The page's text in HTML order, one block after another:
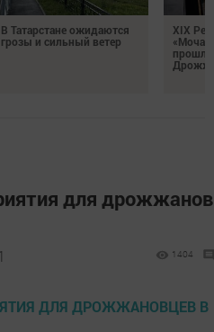
В Татарстане ожидаются
грозы и сильный ветер
XIX
для
1404